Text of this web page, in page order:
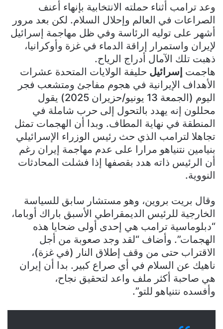
وعد ترامب أثناء حملته الانتخابية بإنهاء أعنف
الصراعات في العالم وإحلال السلام. ‬‬لكن بعد مرور
أشهر على توليه الرئاسة وفي ظل مهاجمة إسرائيل
لإيران واستمرار إراقة الدماء في غزة وأوكرانيا،
ذهبت تلك الآمال أدراج الرياح.
هاجمت إسرائيل حليفة الولايات المتحدة عشرات
الأهداف الإيرانية في هجوم مفاجئ ومتشعب فجر
اليوم (الجمعة 13 يونيو/حزيران 2025) يقول
محللون إنه يهدد بالتحول إلى حرب شاملة في
المنطقة في نهاية المطاف. وبدا أن الهجمات تمثل
تجاهلا لترامب الذي حث رئيس الوزراء الإسرائيلي
بنيامين نتنياهو مرارا على عدم مهاجمة إيران رغم
أن الرئيس ذاته هدد بقصفها إذا فشلت المحادثات
النووية.
وقال بريت بروين، وهو مستشار سابق للسياسة
الخارجية للرئيس الديمقراطي الأسبق باراك أوباما،
“دبلوماسية ترامب هي إحدى أولى ضحايا هذه
الهجمات”. وأضاف “لقد وجد صعوبة من أجل
الاقتراب حتى من وقف إطلاق النار (في غزة)،
ناهيك عن السلام في أي صراع كبير. بدا أن إيران
هي صاحبة أكثر ملف واعد لتحقيق نجاح،
وأفسده نتنياهو للتو”.